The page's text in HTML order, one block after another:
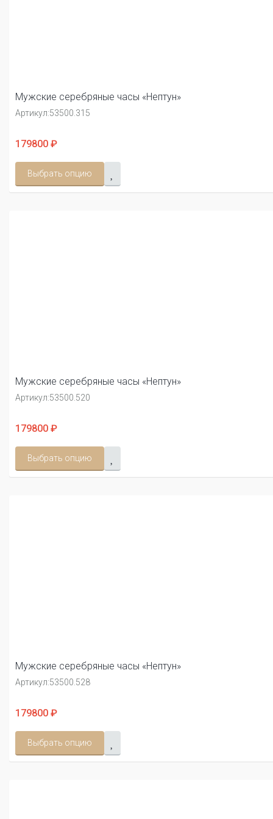
Мужские серебряные часы «Нептун»
Артикул:53500.315
179800 ₽
Выбрать опцию
Мужские серебряные часы «Нептун»
Артикул:53500.520
179800 ₽
Выбрать опцию
Мужские серебряные часы «Нептун»
Артикул:53500.528
179800 ₽
Выбрать опцию